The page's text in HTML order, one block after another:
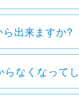
出来ますか?
なくなって